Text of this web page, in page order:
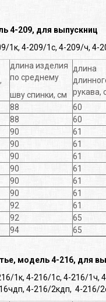
для выпускниц
1к, 4-209/1с, 4-209/ч, 4-
длина изделия
по среднему
шву спинки, см
длина
рукава,
88
60
88
60
90
61
90
61
90
61
90
61
90
61
90
61
92
61
92
65
94 65
модель 4-216, для
1к, 4-216/1с, 4-216/1ч,
4-216/2кдп, 4-216/